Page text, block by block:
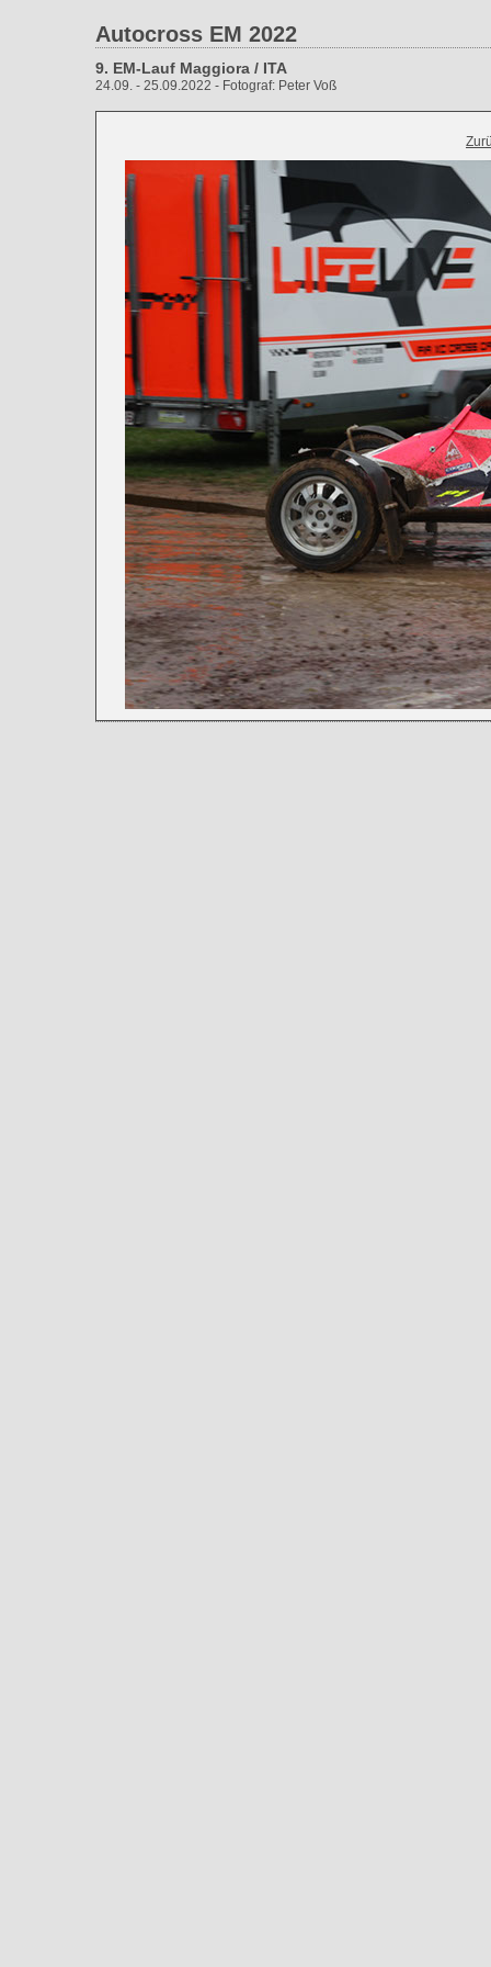
Autocross EM 2022
9. EM-Lauf Maggiora / ITA
24.09. - 25.09.2022 - Fotograf: Peter Voß